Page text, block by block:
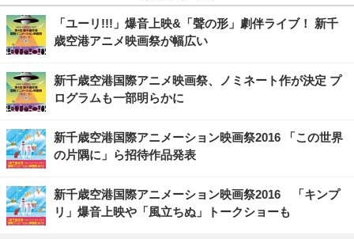
「ユーリ!!!」爆音上映&「聲の形」劇伴ライブ！ 新千
歳空港アニメ映画祭が幅広い
新千歳空港国際アニメ映画祭、ノミネート作が決定 プ
ログラムも一部明らかに
新千歳空港国際アニメーション映画祭2016 「この世界
の片隅に」ら招待作品発表
新千歳空港国際アニメーション映画祭2016 「キンプ
リ」爆音上映や「風立ちぬ」トークショーも